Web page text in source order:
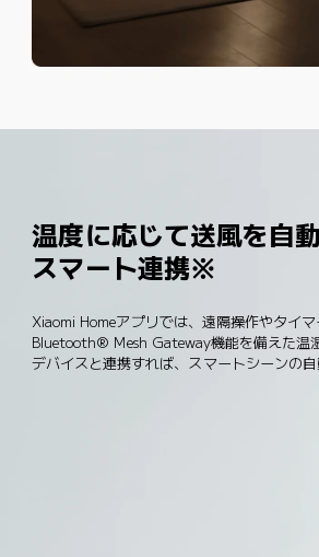
温度に応じて送風を自動
スマート連携※
Xiaomi Homeアプリでは、遠隔操作やタイマ
Bluetooth® Mesh Gateway機能を備えた温
デバイスと連携すれば、スマートシーンの自